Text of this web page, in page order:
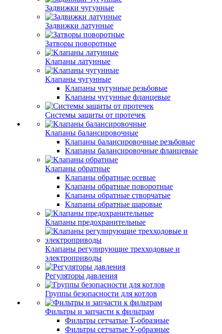
Задвижки чугунные
Задвижки латунные
Затворы поворотные
Клапаны латунные
Клапаны чугунные
Клапаны чугунные резьбовые
Клапаны чугунные фланцевые
Системы защиты от протечек
Клапаны балансировочные
Клапаны балансировочные резьбовые
Клапаны балансировочные фланцевые
Клапаны обратные
Клапаны обратные осевые
Клапаны обратные поворотные
Клапаны обратные створчатые
Клапаны обратные шаровые
Клапаны предохранительные
Клапаны регулирующие трехходовые и
электроприводы
Регуляторы давления
Группы безопасности для котлов
Фильтры и запчасти к фильтрам
Фильтры сетчатые Т-образные
Фильтры сетчатые У-образные